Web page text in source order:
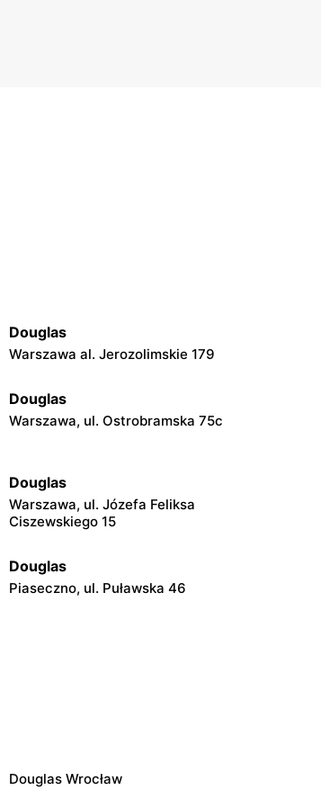
Douglas
Warszawa al. Jerozolimskie 179
Douglas
Warszawa, ul. Ostrobramska 75c
Douglas
Warszawa, ul. Józefa Feliksa
Ciszewskiego 15
Douglas
Piaseczno, ul. Puławska 46
Douglas Wrocław